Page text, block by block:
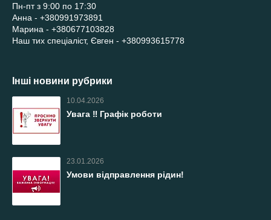
Пн-пт з 9:00 по 17:30
Анна - +380991973891
Марина - +380677103828
Наш тих спеціаліст, Євген - +380993615778
Інші новини рубрики
10.04.2026
Увага ‼️ Графік роботи
23.01.2026
Умови відправлення рідин!